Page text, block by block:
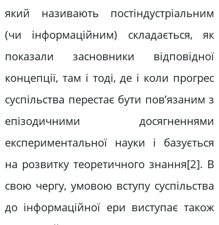
який називають постіндустріальним
(чи інформаційним) складається, як
показали засновники відповідної
концепції, там і тоді, де і коли прогрес
суспільства перестає бути пов’язаним з
епізодичними досягненнями
експериментальної науки і базується
на розвитку теоретичного знання[2]. В
свою чергу, умовою вступу суспільства
до інформаційної ери виступає також